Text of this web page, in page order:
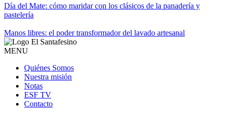
Día del Mate: cómo maridar con los clásicos de la panadería y
pastelería
Manos libres: el poder transformador del lavado artesanal
MENU
Quiénes Somos
Nuestra misión
Notas
ESF TV
Contacto